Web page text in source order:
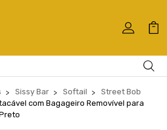
Sissy Bar Softail
Street Bob
com Bagageiro Removível para